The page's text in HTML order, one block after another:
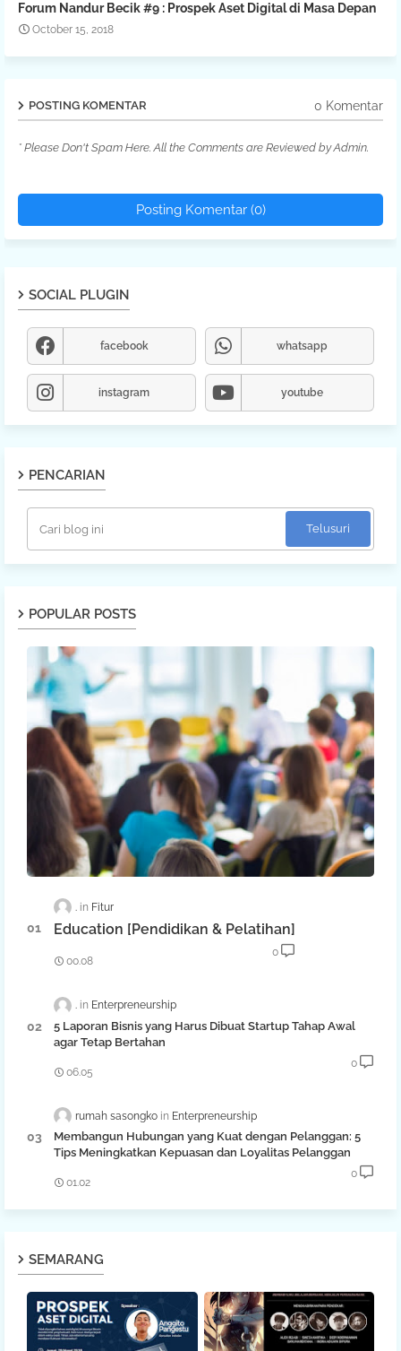
Forum Nandur Becik #9 : Prospek Aset Digital di Masa Depan
October 15, 2018
POSTING KOMENTAR 0 Komentar
* Please Don't Spam Here. All the Comments are Reviewed by Admin.
Posting Komentar (0)
SOCIAL PLUGIN
facebook whatsapp
instagram youtube
PENCARIAN
POPULAR POSTS
. Fitur
Education [Pendidikan & Pelatihan]
00.08
0
. Enterpreneurship
5 Laporan Bisnis yang Harus Dibuat Startup Tahap Awal
agar Tetap Bertahan
06.05
0
rumah sasongko Enterpreneurship
Membangun Hubungan yang Kuat dengan Pelanggan: 5
Tips Meningkatkan Kepuasan dan Loyalitas Pelanggan
01.02
0
SEMARANG